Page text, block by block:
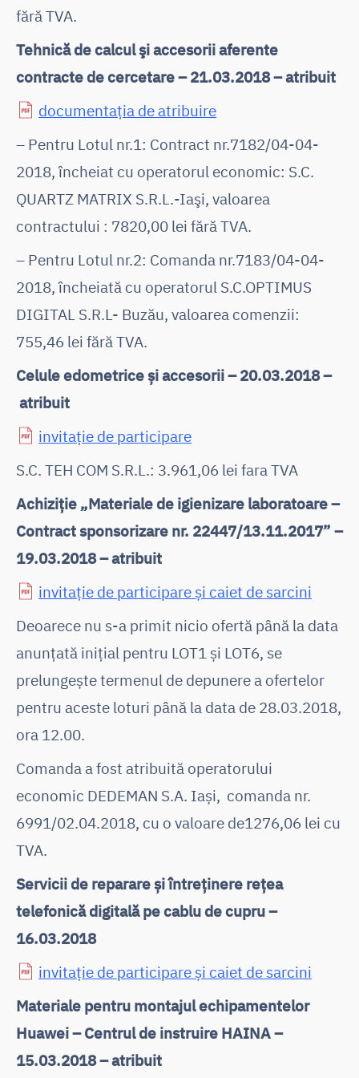
fără TVA.
Tehnică de calcul şi accesorii aferente
contracte de cercetare – 21.03.2018 – atribuit
documentația de atribuire
– Pentru Lotul nr.1: Contract nr.7182/04-04-
2018, încheiat cu operatorul economic: S.C.
QUARTZ MATRIX S.R.L.-Iaşi, valoarea
contractului : 7820,00 lei fără TVA.
– Pentru Lotul nr.2: Comanda nr.7183/04-04-
2018, încheiată cu operatorul S.C.OPTIMUS
DIGITAL S.R.L- Buzău, valoarea comenzii:
755,46 lei fără TVA.
Celule edometrice și accesorii – 20.03.2018 –
atribuit
invitație de participare
S.C. TEH COM S.R.L.: 3.961,06 lei fara TVA
Achiziție „Materiale de igienizare laboratoare –
Contract sponsorizare nr. 22447/13.11.2017” –
19.03.2018 – atribuit
invitație de participare și caiet de sarcini
Deoarece nu s-a primit nicio ofertă până la data
anunțată inițial pentru LOT1 și LOT6, se
prelungește termenul de depunere a ofertelor
pentru aceste loturi până la data de 28.03.2018,
ora 12.00.
Comanda a fost atribuită operatorului
economic DEDEMAN S.A. Iași, comanda nr.
6991/02.04.2018, cu o valoare de1276,06 lei cu
TVA.
Servicii de reparare și întreținere rețea
telefonică digitală pe cablu de cupru –
16.03.2018
invitație de participare și caiet de sarcini
Materiale pentru montajul echipamentelor
Huawei – Centrul de instruire HAINA –
15.03.2018 – atribuit